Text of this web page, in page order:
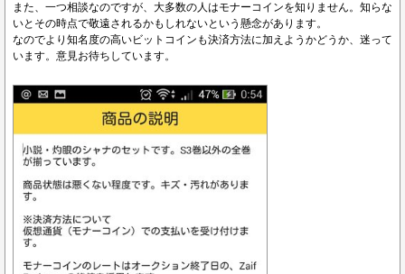
また、一つ相談なのですが、大多数の人はモナーコインを知りません。知らな
いとその時点で敬遠されるかもしれないという懸念があります。
なのでより知名度の高いビットコインも決済方法に加えようかどうか、迷って
います。意見お待ちしています。